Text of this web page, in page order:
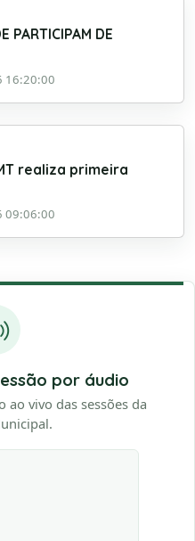
PARTICIPAM DE
16:20:00
realiza primeira
09:06:00
por áudio
ao vivo das sessões da